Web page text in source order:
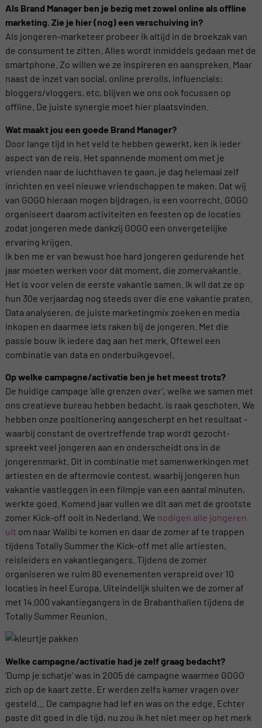
Als Brand Manager ben je bezig met zowel online als offline
marketing. Zie je hier (nog) een verschuiving in?
Als jongeren-marketeer probeer ik altijd in de broekzak van
de consument te zitten. Alles wordt inmiddels gedaan met de
smartphone. Zo willen we ze inspireren en aanspreken. Maar
naast de inzet van social, online prerolls, influencials:
bloggers/vloggers, etc, blijven we ons ook focussen op
offline. De juiste synergie moet hier plaatsvinden.
Wat maakt jou een goede Brand Manager?
Door lange tijd in het veld te hebben gewerkt, ken ik ieder
aspect van de reis. Het spannende moment om met je
vrienden naar de luchthaven te gaan, je dag helemaal zelf
inrichten en veel nieuwe vriendschappen te maken. Dat wij
van GOGO hieraan mogen bijdragen, is een voorrecht. GOGO
organiseert daarom activiteiten en feesten op de locaties
zodat jongeren mede dankzij GOGO een onvergetelijke
ervaring krijgen.
Ik ben me er van bewust hoe hard jongeren gedurende het
jaar moeten werken voor dát moment, die zomervakantie.
Het is voor velen de eerste vakantie samen. Ik wil dat ze op
hun 30e verjaardag nog steeds over die ene vakantie praten.
Data analyseren, de juiste marketingmix zoeken en media
inkopen en daarmee iets raken bij de jongeren. Met die
passie bouw ik iedere dag aan het merk. Oftewel een
combinatie van data en onderbuikgevoel.
Op welke campagne/activatie ben je het meest trots?
De huidige campage ‘alle grenzen over’, welke we samen met
ons creatieve bureau hebben bedacht, is raak geschoten. We
hebben onze positionering aangescherpt en het resultaat -
waarbij constant de overtreffende trap wordt gezocht-
spreekt veel jongeren aan en onderscheidt ons in de
jongerenmarkt. Dit in combinatie met samenwerkingen met
artiesten en de aftermovie contest, waarbij jongeren hun
vakantie vastleggen in een filmpje van een aantal minuten,
werkte goed. Komend jaar vullen we dit aan met de grootste
zomer Kick-off ooit in Nederland. We nodigen alle jongeren
uit om naar Walibi te komen en daar de zomer af te trappen
tijdens Totally Summer the Kick-off met alle artiesten,
reisleiders en vakantiegangers. Tijdens de zomer
organiseren we ruim 80 evenementen verspreid over 10
locaties in heel Europa. Uiteindelijk sluiten we de zomer af
met 14.000 vakantiegangers in de Brabanthallen tijdens de
Totally Summer Reunion.
Welke campagne/activatie had je zelf graag bedacht?
‘Dump je schatje’ was in 2005 dé campagne waarmee GOGO
zich op de kaart zette. Er werden zelfs kamer vragen over
gesteld… De campagne had lef en was on the edge. Echter
paste dit goed in die tijd, nu zou ik het niet meer op het merk